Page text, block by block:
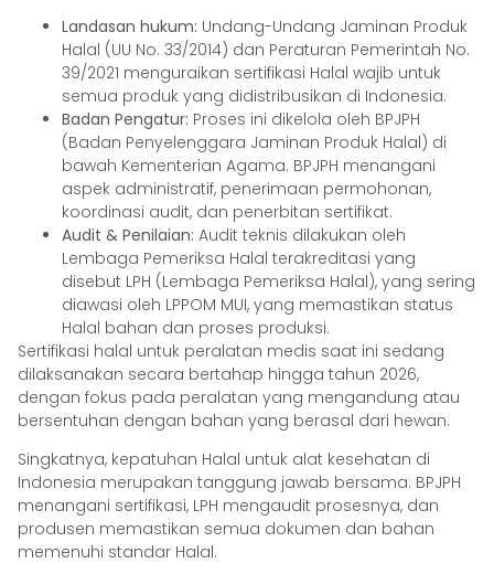
Landasan hukum: Undang-Undang Jaminan Produk
Halal (UU No. 33/2014) dan Peraturan Pemerintah No.
39/2021 menguraikan sertifikasi Halal wajib untuk
semua produk yang didistribusikan di Indonesia.
Badan Pengatur: Proses ini dikelola oleh BPJPH
(Badan Penyelenggara Jaminan Produk Halal) di
bawah Kementerian Agama. BPJPH menangani
aspek administratif, penerimaan permohonan,
koordinasi audit, dan penerbitan sertifikat.
Audit & Penilaian: Audit teknis dilakukan oleh
Lembaga Pemeriksa Halal terakreditasi yang
disebut LPH (Lembaga Pemeriksa Halal), yang sering
diawasi oleh LPPOM MUI, yang memastikan status
Halal bahan dan proses produksi.
Sertifikasi halal untuk peralatan medis saat ini sedang
dilaksanakan secara bertahap hingga tahun 2026,
dengan fokus pada peralatan yang mengandung atau
bersentuhan dengan bahan yang berasal dari hewan.
Singkatnya, kepatuhan Halal untuk alat kesehatan di
Indonesia merupakan tanggung jawab bersama: BPJPH
menangani sertifikasi, LPH mengaudit prosesnya, dan
produsen memastikan semua dokumen dan bahan
memenuhi standar Halal.